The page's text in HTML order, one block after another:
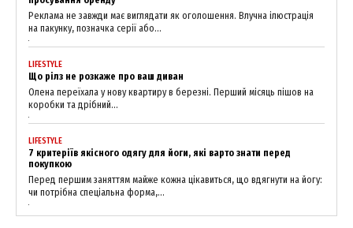
Company
Реклама не завжди має виглядати як оголошення. Влучна ілюстрація
на пакунку, позначка серії або...
LIFESTYLE
Що рілз не розкаже про ваш диван
Олена переїхала у нову квартиру в березні. Перший місяць пішов на
коробки та дрібний...
LIFESTYLE
7 критеріїв якісного одягу для йоги, які варто знати перед
покупкою
Перед першим заняттям майже кожна цікавиться, що вдягнути на йогу:
чи потрібна спеціальна форма,...